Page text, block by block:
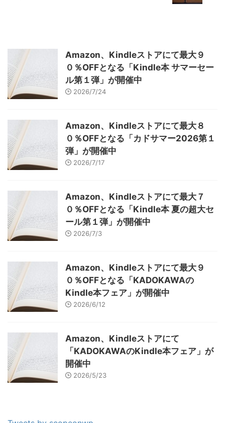
Amazon、Kindleストアにて最大９
０％OFFとなる「Kindle本 サマーセー
ル第１弾」が開催中
2026/7/24
Amazon、Kindleストアにて最大８
０％OFFとなる「カドサマー2026第１
弾」が開催中
2026/7/17
Amazon、Kindleストアにて最大７
０％OFFとなる「Kindle本 夏の超大セ
ール第１弾」が開催中
2026/7/3
Amazon、Kindleストアにて最大９
０％OFFとなる「KADOKAWAの
Kindle本フェア」が開催中
2026/6/12
Amazon、Kindleストアにて
「KADOKAWAのKindle本フェア」が
開催中
2026/5/23